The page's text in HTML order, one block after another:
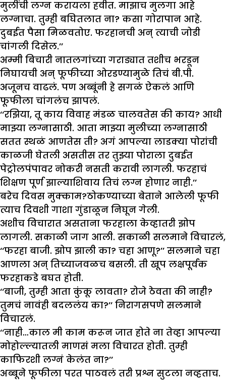
मुलींची लग्न करायला हवीत. माझाच मुलगा आहे
लग्नाचा. तुम्ही बघितलात ना? कसा गोरापान आहे.
दुबईत पैसा मिळवतोए. फरहानची अन् त्याची जोडी
चांगली दिसेल.’’
अम्मी बिचारी नातलगांच्या गराड्यात तशीच भरडून
निघायची अन् फूफीच्या ओरडण्यामुळे तिचं बी.पी.
अजूनच वाढलं. पण अब्बूंनी हे सगळं ऐकलं आणि
फूफीला चांगलंच झापलं.
‘‘रझिया, तू काय विवाह मंडळ चालवतेस की काय? आधी
माझ्या लग्नासाठी. आता माझ्या मुलीच्या लग्नासाठी
सतत स्थळं आणतेस ती? अगं आपल्या लाडक्या पोरांची
काळजी घेतली असतीस तर तुझ्या पोराला दुबईत
पेट्रोलपंपावर नोकरी नसती करावी लागली. फरहाचं
शिक्षण पूर्ण झाल्याशिवाय तिचं लग्न होणार नाही.’’
बरेच दिवस मुक्काम?ठोकण्याच्या बेताने आलेली फूफी
त्याच दिवशी गाशा गुंडाळून निघून गेली.
अशीच विचारात असताना फरहाला केव्हातरी झोप
लागली. सकाळी जाग आली. सकाळी सलमाने विचारलं,
‘‘फरहा बाजी. झोप झाली का? चहा आणू?’’ सलमाने चहा
आणला अन् तिच्याजवळच बसली. ती खूप लक्षपूर्वक
फरहाकडे बघत होती.
‘‘बाजी, तुम्ही आता कुंकू लावता? रोजे ठेवता की नाही?
तुमचं नावंही बदललंय का?’’ निरागसपणे सलमाने
विचारलं.
‘‘नाही…काल मी काम करून जात होते ना तेव्हा आपल्या
मोहोल्ल्यातली माणसं मला विचारत होती. तुम्ही
काफिरशी लग्नं केलंत ना?’’
अब्बूने फूफीला परत पाठवलं तरी प्रश्न सुटला नव्हताच.